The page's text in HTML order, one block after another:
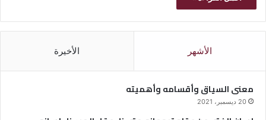
الأشهر الأخيرة
معنى السياق وأقسامه وأهميته
20 ديسمبر، 2021